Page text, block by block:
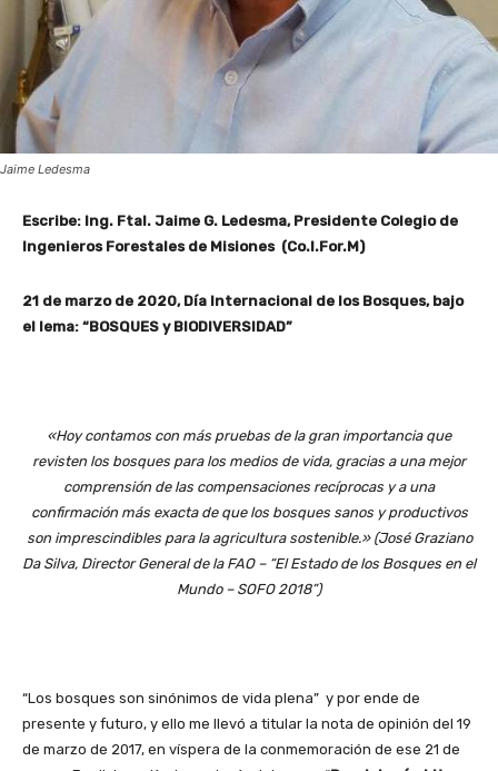
Jaime Ledesma
Escribe: Ing. Ftal. Jaime G. Ledesma, Presidente Colegio de
Ingenieros Forestales de Misiones (Co.I.For.M)
21 de marzo de 2020, Día Internacional de los Bosques, bajo
el lema: “BOSQUES y BIODIVERSIDAD”
«Hoy contamos con más pruebas de la gran importancia que
revisten los bosques para los medios de vida, gracias a una mejor
comprensión de las compensaciones recíprocas y a una
confirmación más exacta de que los bosques sanos y productivos
son imprescindibles para la agricultura sostenible.» (José Graziano
Da Silva, Director General de la FAO – “El Estado de los Bosques en el
Mundo – SOFO 2018”)
“Los bosques son sinónimos de vida plena” y por ende de
presente y futuro, y ello me llevó a titular la nota de opinión del 19
de marzo de 2017, en víspera de la conmemoración de ese 21 de